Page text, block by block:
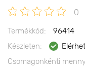
0
Termékkód:
96414
Készleten:
Csomagonkénti